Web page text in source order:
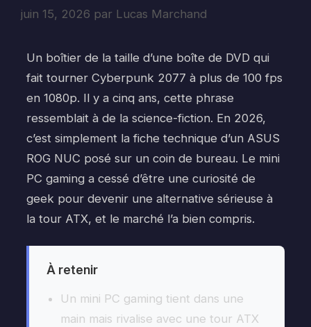
juin 15, 2026 par Lucas Marchand
Un boîtier de la taille d’une boîte de DVD qui
fait tourner Cyberpunk 2077 à plus de 100 fps
en 1080p. Il y a cinq ans, cette phrase
ressemblait à de la science-fiction. En 2026,
c’est simplement la fiche technique d’un ASUS
ROG NUC posé sur un coin de bureau. Le mini
PC gaming a cessé d’être une curiosité de
geek pour devenir une alternative sérieuse à
la tour ATX, et le marché l’a bien compris.
À retenir
Un mini PC gaming tient dans une
main mais rivalise avec une tour ATX